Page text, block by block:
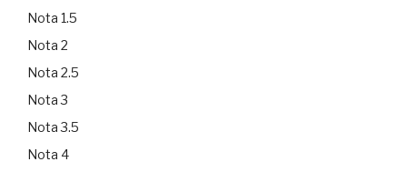
Nota 1.5
Nota 2
Nota 2.5
Nota 3
Nota 3.5
Nota 4